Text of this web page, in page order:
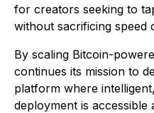
for creators seeking to
without sacrificing speed
By scaling Bitcoin-
continues its mission to
platform where
deployment is accessible